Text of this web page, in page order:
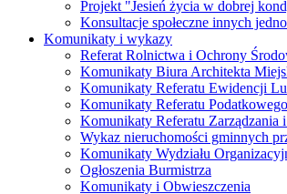
Projekt "Jesień życia w dobrej
Konsultacje społeczne innych
Komunikaty i wykazy
Referat Rolnictwa i Ochrony
Komunikaty Biura Architekta
Komunikaty Referatu Ewidencji
Komunikaty Referatu Podatkowego
Komunikaty Referatu Zarządzania
Wykaz nieruchomości gminnych
Komunikaty Wydziału
Ogłoszenia Burmistrza
Komunikaty i Obwieszczenia